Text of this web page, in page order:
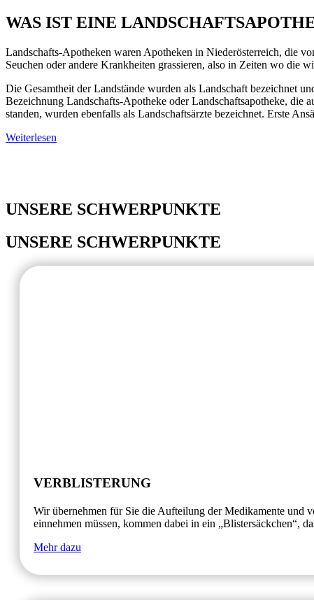
WAS IST EINE
Landschafts-Apotheken waren Apotheken in Niederösterreich, die
Seuchen oder andere Krankheiten grassieren, also in Zeiten wo die
Die Gesamtheit der Landstände wurden als Landschaft bezeichnet
Bezeichnung Landschafts-Apotheke oder Landschaftsapotheke, die
standen, wurden ebenfalls als Landschaftsärzte bezeichnet. Erste
Weiterlesen
UNSERE SCHWERPUNKTE
UNSERE SCHWERPUNKTE
VERBLISTERUNG
Wir übernehmen für Sie die Aufteilung der Medikamente und
einnehmen müssen, kommen dabei in ein „Blistersäckchen“,
Mehr dazu